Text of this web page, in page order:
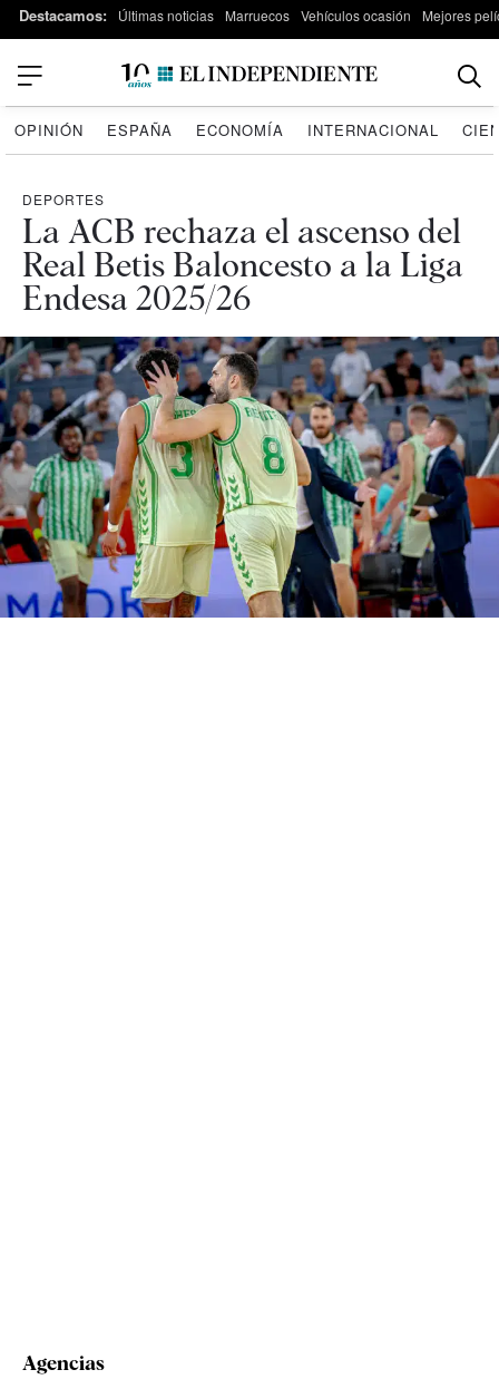
Destacamos: Últimas noticias Marruecos Vehículos ocasión Mejores
OPINIÓN ESPAÑA ECONOMÍA INTERNACIONAL
DEPORTES
La ACB rechaza el ascenso del
Real Betis Baloncesto a la Liga
Endesa 2025/26
Agencias